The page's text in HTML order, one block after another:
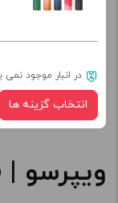
برای فعال شدن
+
در انبار موجود نمی
انتخاب گزینه ها
ویپرسو | Vaporesso